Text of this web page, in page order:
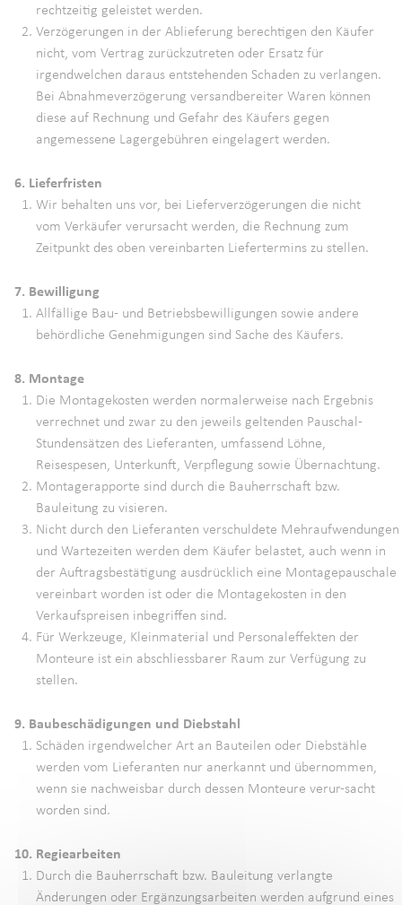
rechtzeitig geleistet werden.
Verzögerungen in der Ablieferung berechtigen den Käufer
nicht, vom Vertrag zurückzutreten oder Ersatz für
irgendwelchen daraus entstehenden Schaden zu verlangen.
Bei Abnahmeverzögerung versandbereiter Waren können
diese auf Rechnung und Gefahr des Käufers gegen
angemessene Lagergebühren eingelagert werden.
6. Lieferfristen
Wir behalten uns vor, bei Lieferverzögerungen die nicht
vom Verkäufer verursacht werden, die Rechnung zum
Zeitpunkt des oben vereinbarten Liefertermins zu stellen.
7. Bewilligung
Allfällige Bau- und Betriebsbewilligungen sowie andere
behördliche Genehmigungen sind Sache des Käufers.
8. Montage
Die Montagekosten werden normalerweise nach Ergebnis
verrechnet und zwar zu den jeweils geltenden Pauschal-
Stundensätzen des Lieferanten, umfassend Löhne,
Reisespesen, Unterkunft, Verpflegung sowie Übernachtung.
Montagerapporte sind durch die Bauherrschaft bzw.
Bauleitung zu visieren.
Nicht durch den Lieferanten verschuldete Mehraufwendungen
und Wartezeiten werden dem Käufer belastet, auch wenn in
der Auftragsbestätigung ausdrücklich eine Montagepauschale
vereinbart worden ist oder die Montagekosten in den
Verkaufspreisen inbegriffen sind.
Für Werkzeuge, Kleinmaterial und Personaleffekten der
Monteure ist ein abschliessbarer Raum zur Verfügung zu
stellen.
9. Baubeschädigungen und Diebstahl
Schäden irgendwelcher Art an Bauteilen oder Diebstähle
werden vom Lieferanten nur anerkannt und übernommen,
wenn sie nachweisbar durch dessen Monteure verur-sacht
worden sind.
10. Regiearbeiten
Durch die Bauherrschaft bzw. Bauleitung verlangte
Änderungen oder Ergänzungsarbeiten werden aufgrund eines